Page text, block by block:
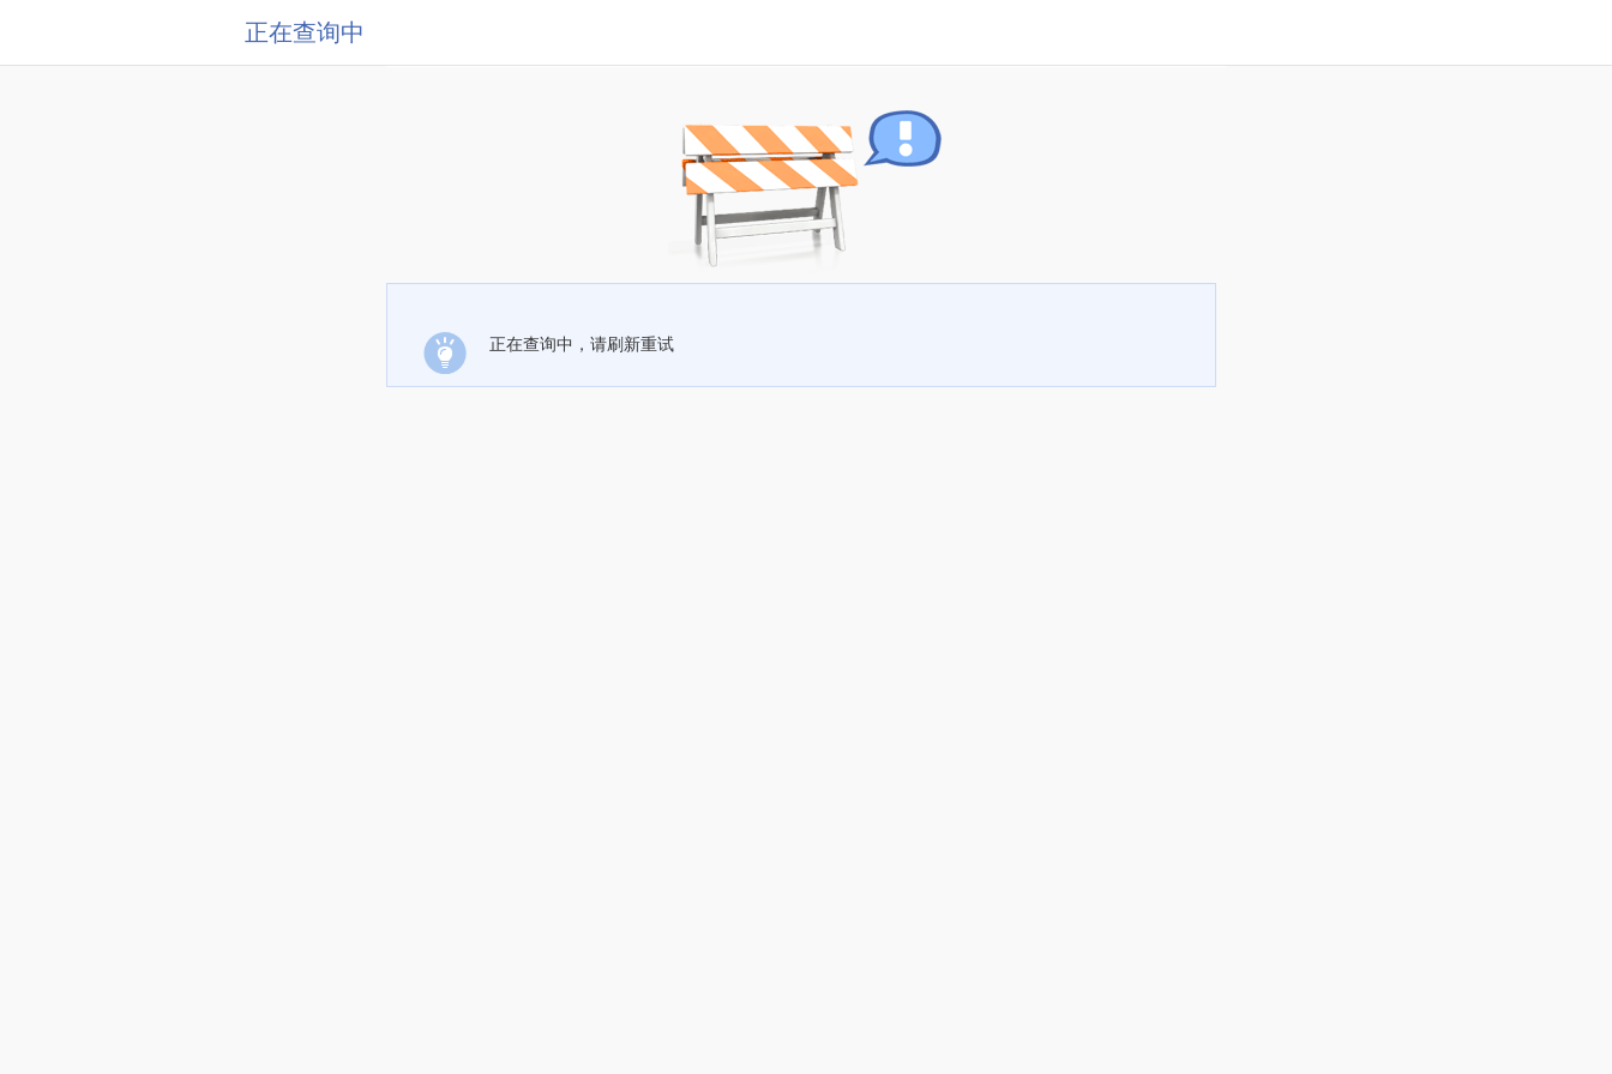
正在查询中
正在查询中，请刷新重试